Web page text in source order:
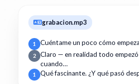
grabacion.mp3
1 Cuéntame un poco cómo
2
Claro — en realidad todo empezó
cuando…
1 Qué fascinante. ¿Y qué pasó